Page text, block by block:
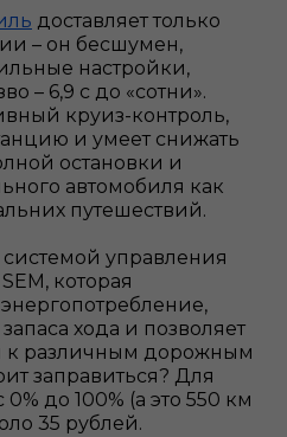
доставляет только
– он бесшумен,
настройки,
– 6,9 с до «сотни».
круиз-контроль,
и умеет снижать
остановки и
автомобиля как
путешествий.
управления
которая
хода и позволяет
к различным дорожным
заправиться? Для
до 100% (а это 550 км
35 рублей.